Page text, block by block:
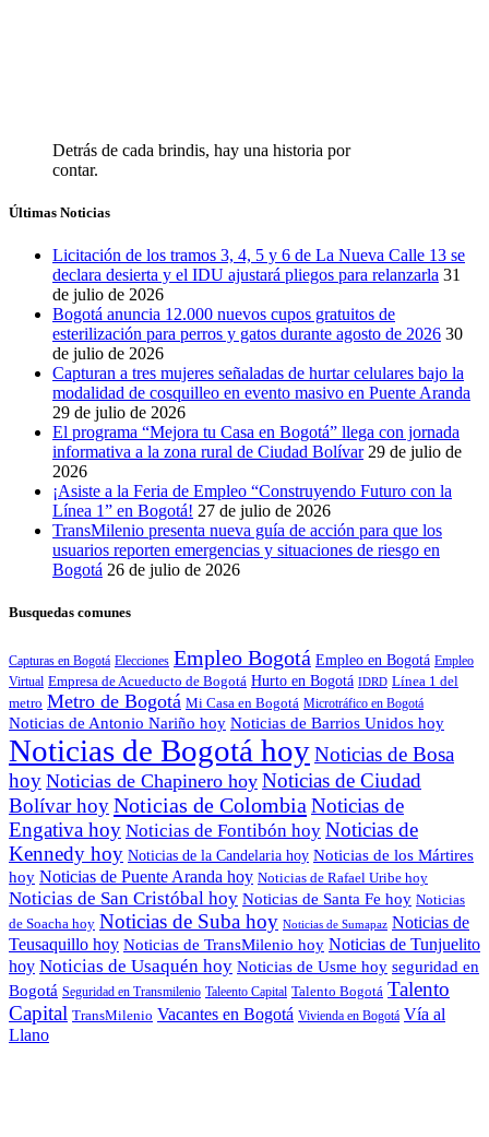
Detrás de cada brindis, hay una historia por
contar.
Últimas Noticias
Licitación de los tramos 3, 4, 5 y 6 de La Nueva Calle 13 se
declara desierta y el IDU ajustará pliegos para relanzarla 31
de julio de 2026
Bogotá anuncia 12.000 nuevos cupos gratuitos de
esterilización para perros y gatos durante agosto de 2026 30
de julio de 2026
Capturan a tres mujeres señaladas de hurtar celulares bajo la
modalidad de cosquilleo en evento masivo en Puente Aranda
29 de julio de 2026
El programa “Mejora tu Casa en Bogotá” llega con jornada
informativa a la zona rural de Ciudad Bolívar 29 de julio de
2026
¡Asiste a la Feria de Empleo “Construyendo Futuro con la
Línea 1” en Bogotá! 27 de julio de 2026
TransMilenio presenta nueva guía de acción para que los
usuarios reporten emergencias y situaciones de riesgo en
Bogotá 26 de julio de 2026
Busquedas comunes
Capturas en Bogotá Elecciones Empleo Bogotá Empleo en Bogotá Empleo
Virtual Empresa de Acueducto de Bogotá Hurto en Bogotá IDRD Línea 1 del
metro Metro de Bogotá Mi Casa en Bogotá Microtráfico en Bogotá
Noticias de Antonio Nariño hoy Noticias de Barrios Unidos hoy
Noticias de Bogotá hoyNoticias de Bosa
hoy Noticias de Chapinero hoy Noticias de Ciudad
Bolívar hoyNoticias de Colombia Noticias de
Engativa hoy Noticias de Fontibón hoy Noticias de
Kennedy hoy Noticias de la Candelaria hoy Noticias de los Mártires
hoy Noticias de Puente Aranda hoy Noticias de Rafael Uribe hoy
Noticias de San Cristóbal hoy Noticias de Santa Fe hoy Noticias
de Soacha hoy Noticias de Suba hoy Noticias de Sumapaz Noticias de
Teusaquillo hoy Noticias de TransMilenio hoy Noticias de Tunjuelito
hoy Noticias de Usaquén hoy Noticias de Usme hoy seguridad en
Bogotá Seguridad en Transmilenio Taleento Capital Talento Bogotá Talento
Capital TransMilenio Vacantes en Bogotá Vivienda en Bogotá Vía al
Llano